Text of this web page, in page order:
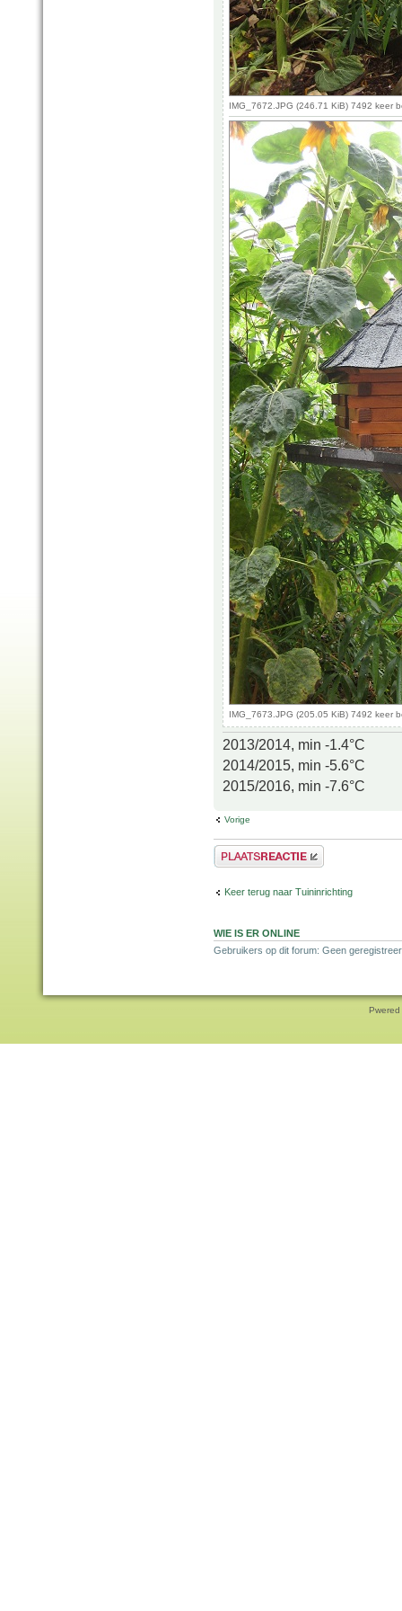
IMG_7672.JPG (246.71 KiB) 7492 keer
IMG_7673.JPG (205.05 KiB) 7492 keer
2013/2014, min -1.4°C
2014/2015, min -5.6°C
2015/2016, min -7.6°C
Vorige
Plaats een reactie
Keer terug naar Tuininrichting
WIE IS ER ONLINE
Gebruikers op dit forum: Geen